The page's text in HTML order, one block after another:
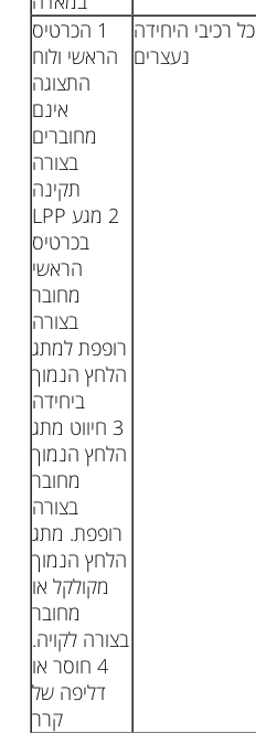
כל רכיבי היחידה
נעצרים
1 הכרטיס
הראשי ולוח
התצוגה
אינם
מחוברים
בצורה
תקינה
2 מגע LPP
בכרטיס
הראשי
מחובר
בצורה
רופפת למתג
הלחץ הנמוך
ביחידה
3 חיווט מתג
הלחץ הנמוך
מחובר
בצורה
רופפת. מתג
הלחץ הנמוך
מקולקל או
מחובר
בצורה לקויה.
4 חוסר או
דליפה של
קרר